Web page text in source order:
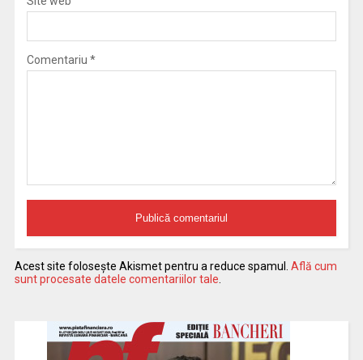
Comentariu *
Acest site folosește Akismet pentru a reduce spamul. Află cum
sunt procesate datele comentariilor tale.